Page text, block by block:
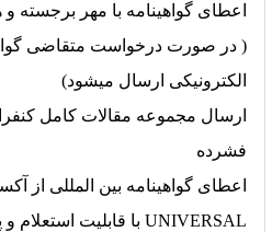
اعطای گواهینامه با مهر برجسته
( در صورت درخواست متقاضی
الکترونیکی ارسال میشود)
فشرده
UNIVERSAL با قابلیت استعلام و پیگیری